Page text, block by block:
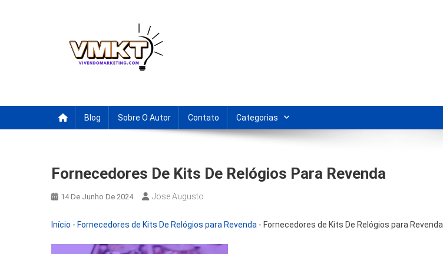
Blog Sobre O Autor Contato Categorias
Fornecedores De Kits De Relógios Para Revenda
14 De Junho De 2024 Jose Augusto
Início - Fornecedores de Kits De Relógios para Revenda - Fornecedores de Kits De Relógios para Revenda